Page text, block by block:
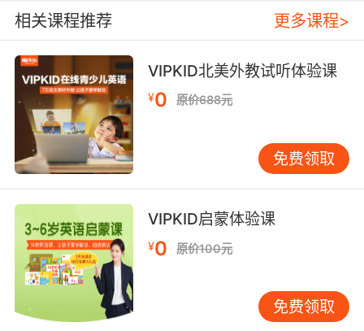
knowledge -intensive 知识密集;
experimental knowledge 实验知识;
common knowledge n. 大家都知道的事，常识;
deep knowledge 深层知识;
knowledge-dependant [医]知识依赖的;
knowledge engineer 知识工程师;
procedure knowledge 过程知识;
meta-knowledge [医]元知识;
knowledge attribute [计] 知识的属性;
guilty knowledge 犯罪意识;
knowledge-intensive adj. 知识密集型的;
knowledge validation [医]知识证实;
knowledge domain 知识域;
相关课程推荐 更多课程>
VIPKID北美外教试听体验课
¥0 原价688元
免费领取
VIPKID启蒙体验课
¥0 原价100元
免费领取